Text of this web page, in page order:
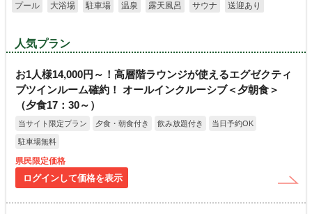
プール 大浴場 駐車場 温泉 露天風呂 サウナ 送迎あり
人気プラン
お1人様14,000円～！高層階ラウンジが使えるエグゼクティ
ブツインルーム確約！ オールインクルーシブ＜夕朝食＞
（夕食17：30～）
当サイト限定プラン 夕食・朝食付き 飲み放題付き 当日予約OK
駐車場無料
県民限定価格
ログインして価格を表示